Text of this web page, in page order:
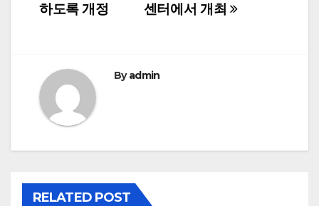
센터에서 개최
하도록 개정
Byadmin
RELATED POST